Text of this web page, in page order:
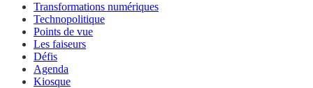
Transformations numériques
Technopolitique
Points de vue
Les faiseurs
Défis
Agenda
Kiosque